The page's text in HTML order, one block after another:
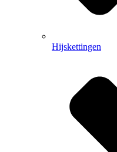
Hijskettingen